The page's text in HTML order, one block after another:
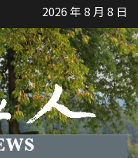
2026 年 8 月 8 日